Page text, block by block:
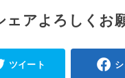
ェアよろしくお
ツイート